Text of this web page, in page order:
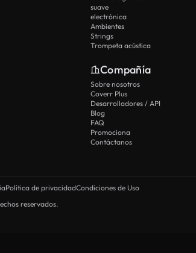
suave
electrónica
Ambientes
Strings
Trompeta acústica
Compañía
Sobre nosotros
Coverr Plus
Desarrolladores / API
Blog
FAQ
Promociona
Contáctanos
Política de privacidadCondiciones de Uso
reservados.